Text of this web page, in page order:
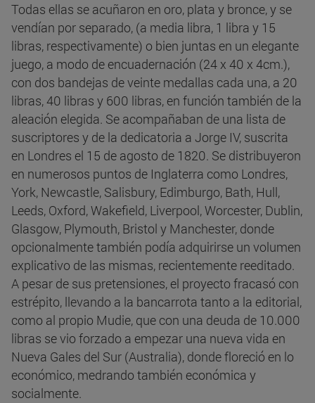
Todas ellas se acuñaron en oro, plata y bronce, y se
vendían por separado, (a media libra, 1 libra y 15
libras, respectivamente) o bien juntas en un elegante
juego, a modo de encuadernación (24 x 40 x 4cm.),
con dos bandejas de veinte medallas cada una, a 20
libras, 40 libras y 600 libras, en función también de la
aleación elegida. Se acompañaban de una lista de
suscriptores y de la dedicatoria a Jorge IV, suscrita
en Londres el 15 de agosto de 1820. Se distribuyeron
en numerosos puntos de Inglaterra como Londres,
York, Newcastle, Salisbury, Edimburgo, Bath, Hull,
Leeds, Oxford, Wakefield, Liverpool, Worcester, Dublin,
Glasgow, Plymouth, Bristol y Manchester, donde
opcionalmente también podía adquirirse un volumen
explicativo de las mismas, recientemente reeditado.
A pesar de sus pretensiones, el proyecto fracasó con
estrépito, llevando a la bancarrota tanto a la editorial,
como al propio Mudie, que con una deuda de 10.000
libras se vio forzado a empezar una nueva vida en
Nueva Gales del Sur (Australia), donde floreció en lo
económico, medrando también económica y
socialmente.